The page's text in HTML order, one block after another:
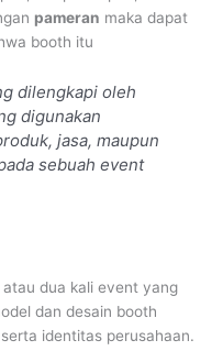
pameran maka dapat
booth itu
dilengkapi oleh
digunakan
jasa, maupun
sebuah event
dua kali event yang
dan desain booth
identitas perusahaan.